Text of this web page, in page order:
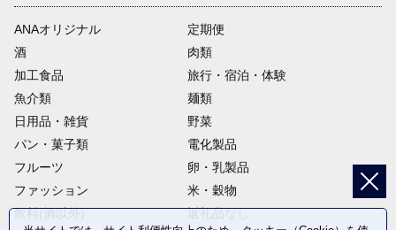
ANAオリジナル
定期便
酒
肉類
加工食品
旅行・宿泊・体験
魚介類
麺類
日用品・雑貨
野菜
パン・菓子類
電化製品
フルーツ
卵・乳製品
ファッション
米・穀物
飲料(酒以外)
返礼品なし